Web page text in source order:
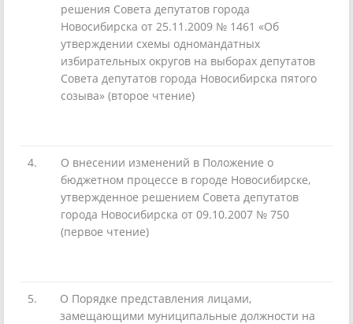
решения Совета депутатов города
Новосибирска от 25.11.2009 № 1461 «Об
утверждении схемы одномандатных
избирательных округов на выборах депутатов
Совета депутатов города Новосибирска пятого
созыва» (второе чтение)
4.
О внесении изменений в Положение о
бюджетном процессе в городе Новосибирске,
утвержденное решением Совета депутатов
города Новосибирска от 09.10.2007 № 750
(первое чтение)
5.
О Порядке представления лицами,
замещающими муниципальные должности на